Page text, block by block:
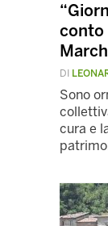
conto
DI
Sono
cura e